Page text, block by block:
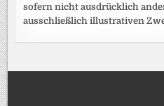
sofern nicht ausdrücklich
ausschließlich illustrativen